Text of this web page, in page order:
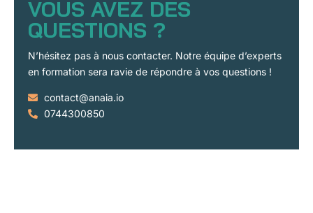
VOUS AVEZ DES
QUESTIONS ?
N’hésitez pas à nous contacter. Notre équipe d’experts
en formation sera ravie de répondre à vos questions !
contact@anaia.io
0744300850